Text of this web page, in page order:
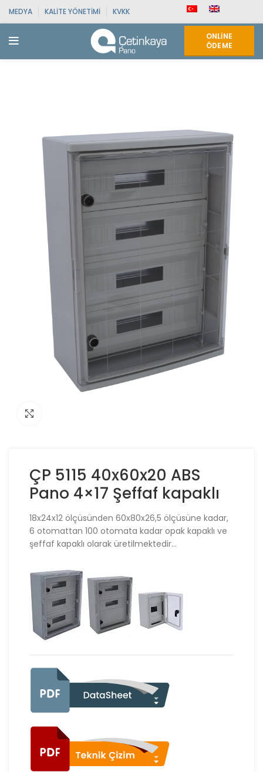
MEDYA KALITE YÖNETIMI KVKK
ONLINE
ÖDEME
ÇP 5115 40x60x20 ABS
Pano 4×17 Şeffaf kapaklı
18x24x12 ölçüsünden 60x80x26,5 ölçüsüne kadar,
6 otomattan 100 otomata kadar opak kapaklı ve
şeffaf kapaklı olarak üretilmektedir…